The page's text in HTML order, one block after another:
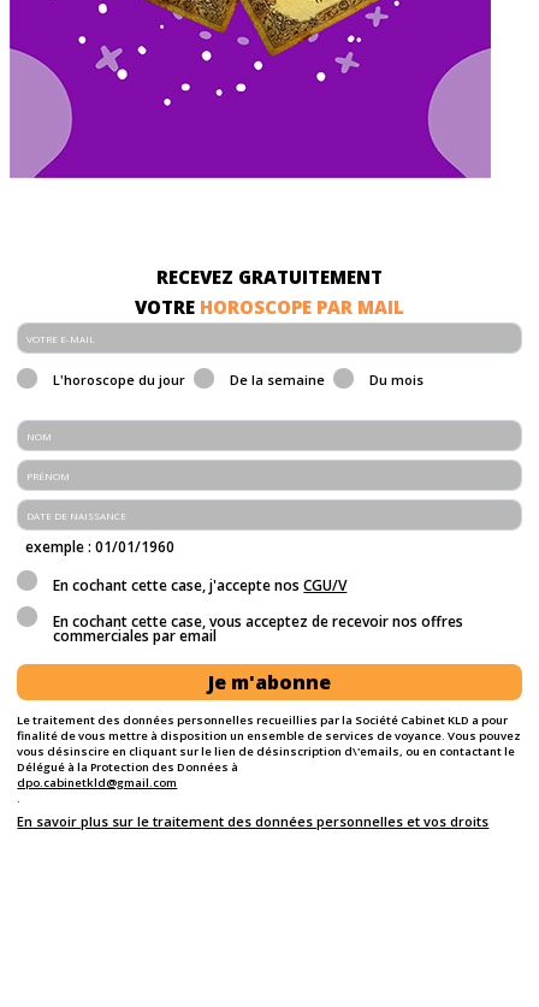
RECEVEZ GRATUITEMENT
VOTRE HOROSCOPE PAR MAIL
L'horoscope du jour De la semaine Du mois
exemple : 01/01/1960
En cochant cette case, j'accepte nosCGU/V
En cochant cette case, vous acceptez de recevoir nos offres
commerciales par email
Je m'abonne
Le traitement des données personnelles recueillies par la Société Cabinet KLD a pour
finalité de vous mettre à disposition un ensemble de services de voyance. Vous pouvez
vous désinscire en cliquant sur le lien de désinscription d\'emails, ou en contactant le
Délégué à la Protection des Données à
dpo.cabinetkld@gmail.com
.
En savoir plus sur le traitement des données personnelles et vos droits